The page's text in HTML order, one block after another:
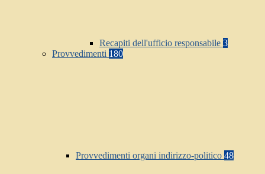
Recapiti dell'ufficio responsabile 3
Provvedimenti 180
Provvedimenti organi indirizzo-politico 48